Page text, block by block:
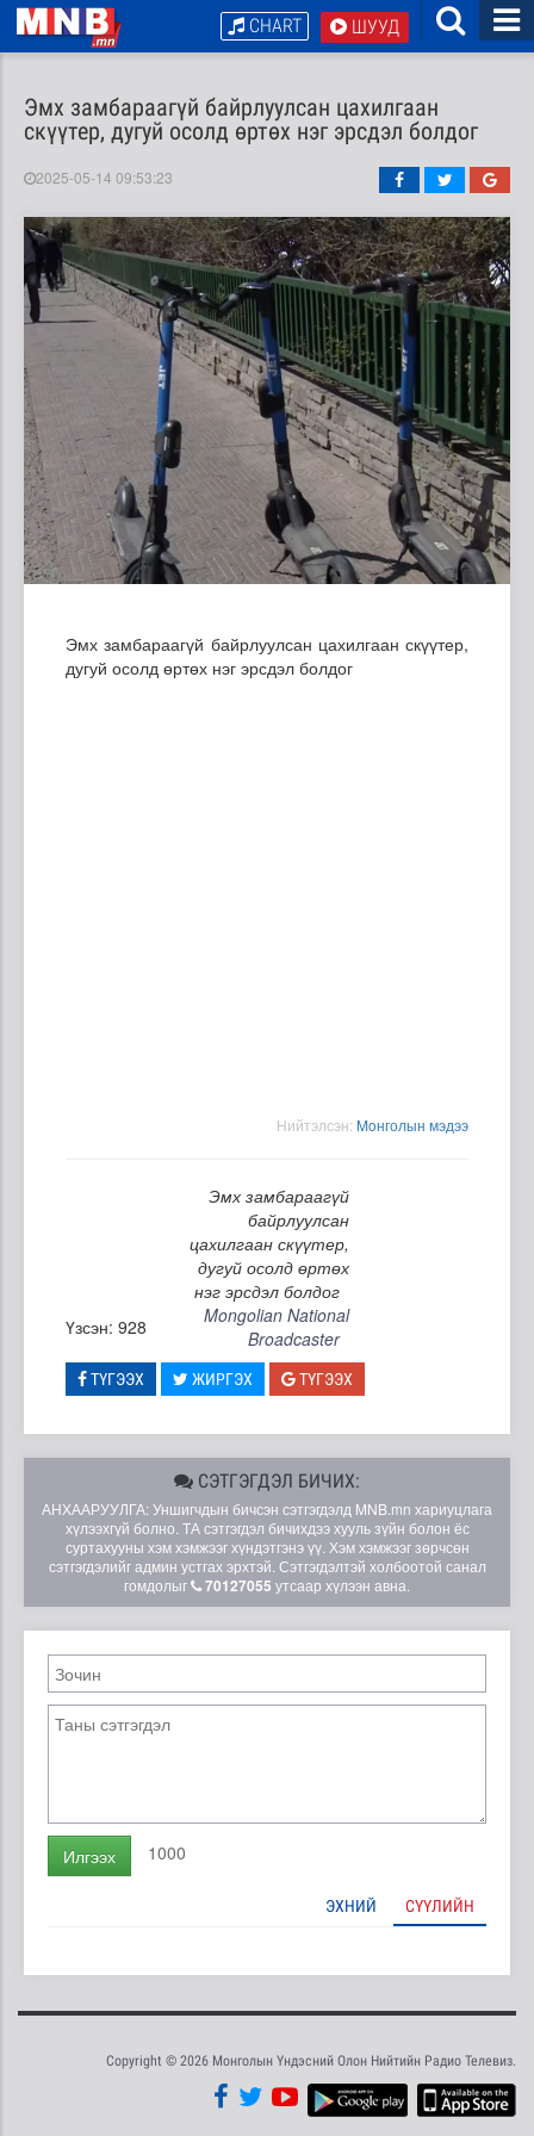
ШУУД
CHART
Эмх замбараагүй байрлуулсан цахилгаан
скүүтер, дугуй осолд өртөх нэг эрсдэл болдог
2025-05-14 09:53:23
Эмх замбараагүй байрлуулсан цахилгаан скүүтер,
дугуй осолд өртөх нэг эрсдэл болдог
Нийтэлсэн: Moнголын мэдээ
Эмх замбараагүй
байрлуулсан
цахилгаан скүүтер,
дугуй осолд өртөх
нэг эрсдэл болдог
Үзсэн: 928
Mongolian National
Broadcaster
ТҮГЭЭХ ЖИРГЭХ ТҮГЭЭХ
СЭТГЭГДЭЛ БИЧИХ:
АНХААРУУЛГА: Уншигчдын бичсэн сэтгэгдэлд MNB.mn хариуцлага
хүлээхгүй болно. ТА сэтгэгдэл бичихдээ хууль зүйн болон ёс
суртахууны хэм хэмжээг хүндэтгэнэ үү. Хэм хэмжээг зөрчсөн
сэтгэгдэлийг админ устгах эрхтэй. Сэтгэгдэлтэй холбоотой санал
гомдолыг
70127055 утсаар хүлээн авна.
Илгээх 1000
ЭХНИЙ СҮҮЛИЙН
Copyright © 2026 Монголын Үндэсний Олон Нийтийн Радио Телевиз.